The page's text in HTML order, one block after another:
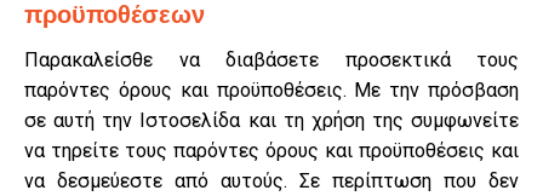
προϋποθέσεων
Παρακαλείσθε να διαβάσετε προσεκτικά τους
παρόντες όρους και προϋποθέσεις. Με την πρόσβαση
σε αυτή την Ιστοσελίδα και τη χρήση της συμφωνείτε
να τηρείτε τους παρόντες όρους και προϋποθέσεις και
να δεσμεύεστε από αυτούς. Σε περίπτωση που δεν